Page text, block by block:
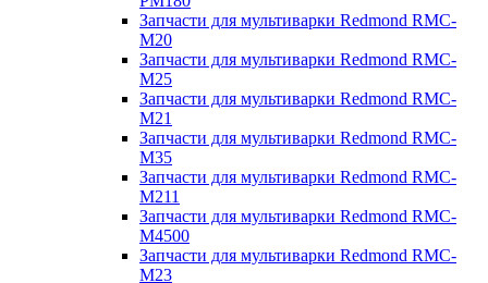
Запчасти для мультиварки Redmond RMC-
M20
Запчасти для мультиварки Redmond RMC-
M25
Запчасти для мультиварки Redmond RMC-
M21
Запчасти для мультиварки Redmond RMC-
M35
Запчасти для мультиварки Redmond RMC-
M211
Запчасти для мультиварки Redmond RMC-
M4500
Запчасти для мультиварки Redmond RMC-
M23